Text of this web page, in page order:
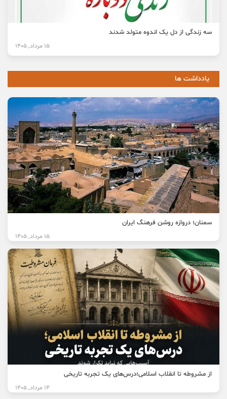
سه زندگی از دل یک اندوه متولد شدند
15 مرداد, 1405
یادداشت ها
سمنان؛ دروازه روشن فرهنگ ایران
15 مرداد, 1405
از مشروطه تا انقلاب اسلامی؛درس‌های یک تجربه تاریخی
14 مرداد, 1405